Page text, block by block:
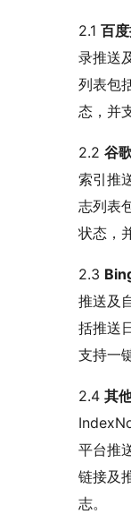
2.1 百
录推送
列表包
态，并
2.2 谷
索引推
志列表
状态，
2.3
推送及
括推送
支持一
2.4 其
平台推
链接及
志。